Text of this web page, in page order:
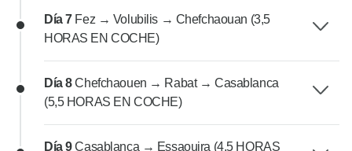
Día 7 Fez → Volubilis → Chefchaouan (3,5
HORAS EN COCHE)
Día 8Chefchaouen → Rabat → Casablanca
(5,5 HORAS EN COCHE)
Día 9Casablanca → Essaouira (4,5 HORAS